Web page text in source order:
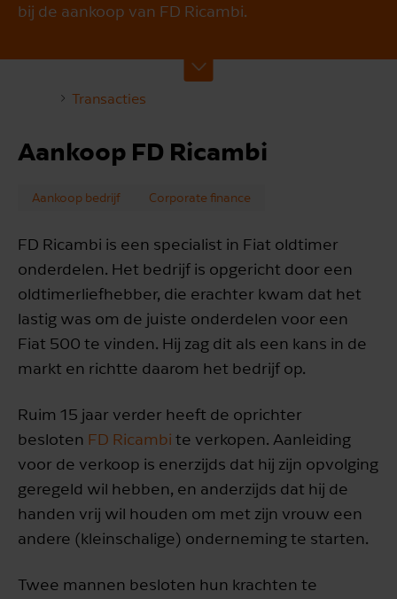
bij de aankoop van FD Ricambi.
Transacties
Aankoop FD Ricambi
Aankoop bedrijf Corporate finance
FD Ricambi is een specialist in Fiat oldtimer
onderdelen. Het bedrijf is opgericht door een
oldtimerliefhebber, die erachter kwam dat het
lastig was om de juiste onderdelen voor een
Fiat 500 te vinden. Hij zag dit als een kans in de
markt en richtte daarom het bedrijf op.
Ruim 15 jaar verder heeft de oprichter
besloten FD Ricambi te verkopen. Aanleiding
voor de verkoop is enerzijds dat hij zijn opvolging
geregeld wil hebben, en anderzijds dat hij de
handen vrij wil houden om met zijn vrouw een
andere (kleinschalige) onderneming te starten.
Twee mannen besloten hun krachten te